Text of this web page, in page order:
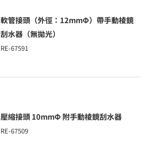
軟管接頭（外徑：12mmΦ）帶手動棱鏡
刮水器（無拋光）
RE-67591
壓縮接頭 10mmΦ 附手動棱鏡刮水器
RE-67509